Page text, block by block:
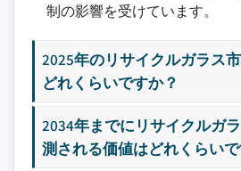
制の影響を受けています。
2025年のリサイクルガラス
どれくらいですか？
2034年までにリサイクルガ
測される価値はどれくらいで